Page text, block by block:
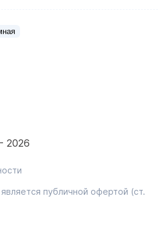
2026
публичной офертой (ст.